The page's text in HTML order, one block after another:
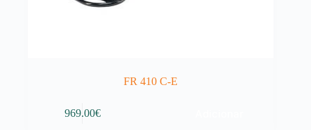
FR 410 C-E
969.00€